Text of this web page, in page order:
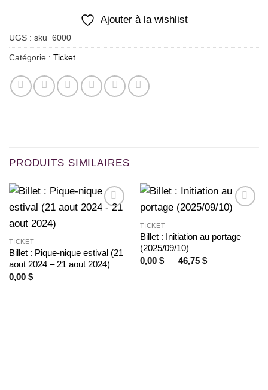
Ajouter à la wishlist
UGS : sku_6000
Catégorie : Ticket
PRODUITS SIMILAIRES
TICKET
Billet : Pique-nique estival (21
aout 2024 – 21 aout 2024)
0,00 $
wishlist
TICKET
Billet : Initiation au portage
(2025/09/10)
0,00 $ – 46,75 $Plage